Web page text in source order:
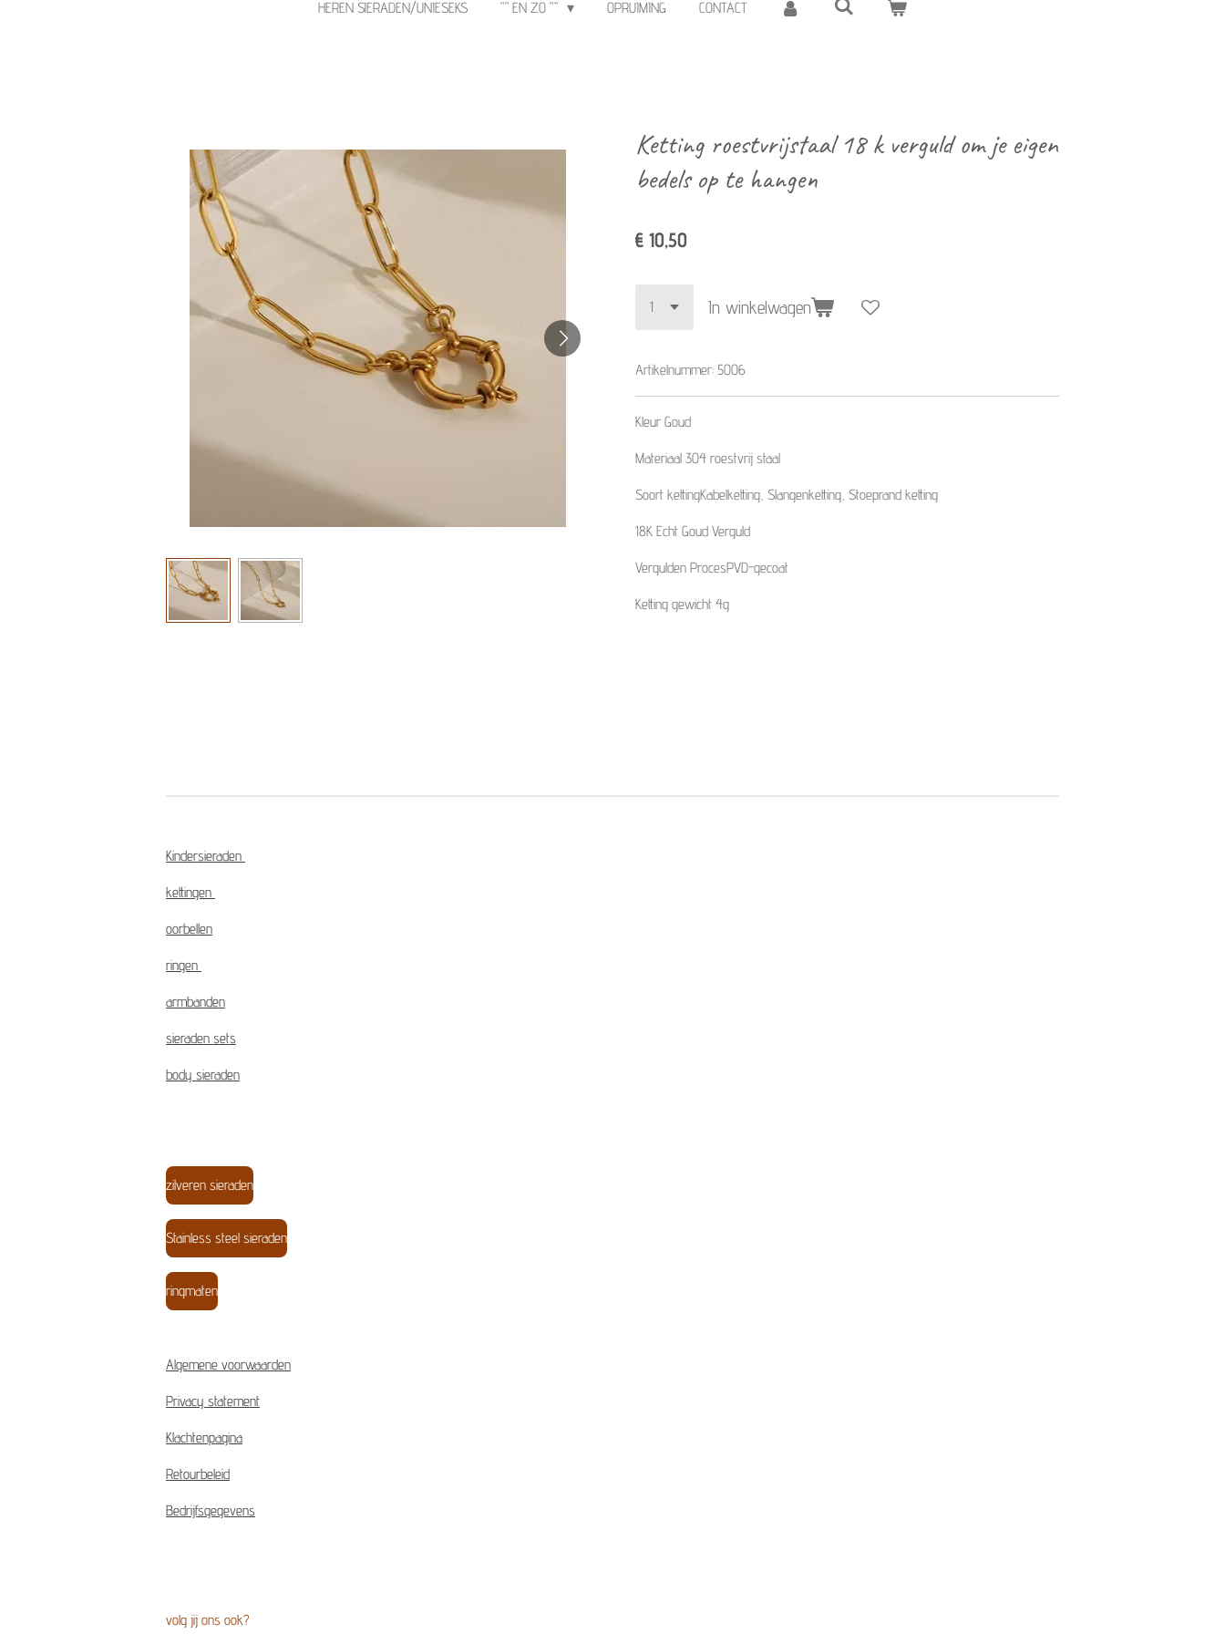
HEREN SIERADEN/UNIESEKS "" EN ZO "" OPRUIMING CONTACT
Ketting roestvrijstaal 18 k verguld om je eigen
bedels op te hangen
€ 10,50
In winkelwagen
Artikelnummer: 5006
Kleur Goud
Materiaal 304 roestvrij staal
Soort kettingKabelketting, Slangenketting, Stoeprand ketting
18K Echt Goud Verguld
Vergulden ProcesPVD-gecoat
Ketting gewicht 4g
Kindersieraden
kettingen
oorbellen
ringen
armbanden
sieraden sets
body sieraden
zilveren sieraden
Stainless steel sieraden
ringmaten
Algemene voorwaarden
Privacy statement
Klachtenpagina
Retourbeleid
Bedrijfsgegevens
volg jij ons ook?